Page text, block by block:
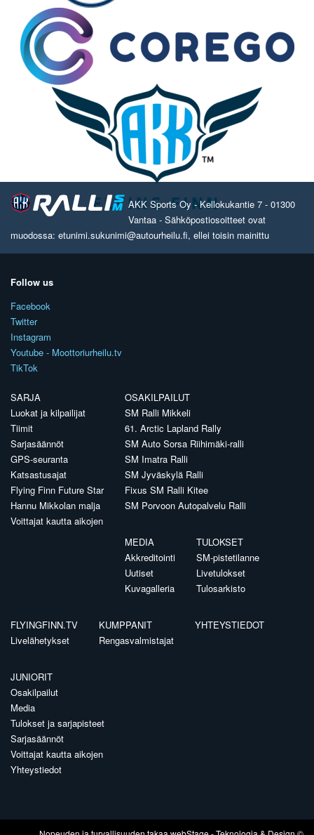
AKK Sports Oy - Kellokukantie 7 - 01300
Vantaa - Sähköpostiosoitteet ovat
muodossa: etunimi.sukunimi@autourheilu.fi, ellei toisin mainittu
Follow us
Facebook
Twitter
Instagram
Youtube - Moottoriurheilu.tv
TikTok
SARJA
Luokat ja kilpailijat
Tiimit
Sarjasäännöt
GPS-seuranta
Katsastusajat
Flying Finn Future Star
Hannu Mikkolan malja
Voittajat kautta aikojen
OSAKILPAILUT
SM Ralli Mikkeli
61. Arctic Lapland Rally
SM Auto Sorsa Riihimäki-ralli
SM Imatra Ralli
SM Jyväskylä Ralli
Fixus SM Ralli Kitee
SM Porvoon Autopalvelu Ralli
MEDIA
Akkreditointi
Uutiset
Kuvagalleria
TULOKSET
SM-pistetilanne
Livetulokset
Tulosarkisto
FLYINGFINN.TV
Livelähetykset
KUMPPANIT
Rengasvalmistajat
YHTEYSTIEDOT
JUNIORIT
Osakilpailut
Media
Tulokset ja sarjapisteet
Sarjasäännöt
Voittajat kautta aikojen
Yhteystiedot